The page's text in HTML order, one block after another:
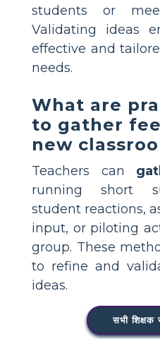
students or
Validating ideas
effective and
needs.
What are
to gather
new
Teachers can
running short
student reactions,
input, or piloting
group. These
to refine and
ideas.
सभी